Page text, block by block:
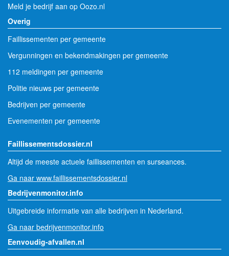
Meld je bedrijf aan op Oozo.nl
Overig
Faillissementen per gemeente
Vergunningen en bekendmakingen per gemeente
112 meldingen per gemeente
Politie nieuws per gemeente
Bedrijven per gemeente
Evenementen per gemeente
Faillissementsdossier.nl
Altijd de meeste actuele faillissementen en surseances.
Ga naar www.faillissementsdossier.nl
Bedrijvenmonitor.info
Uitgebreide informatie van alle bedrijven in Nederland.
Ga naar bedrijvenmonitor.info
Eenvoudig-afvallen.nl